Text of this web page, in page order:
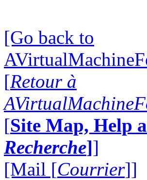
[Go back to
[Retour à
[Site Map, Help
Recherche]]
[Mail [Courrier]]